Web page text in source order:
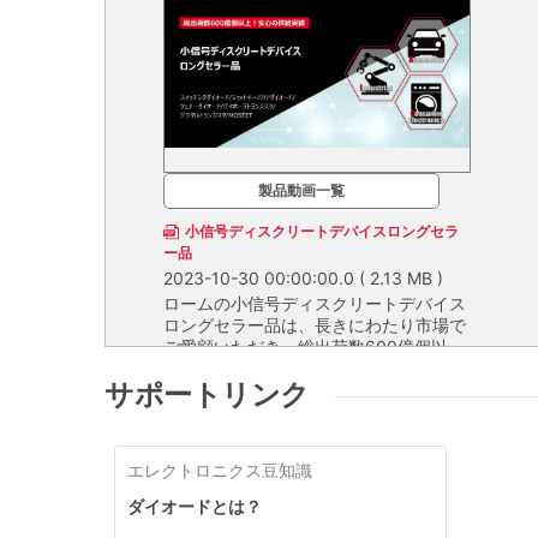
製品動画一覧
小信号ディスクリートデバイスロングセラ
ー品
2023-10-30 00:00:00.0 ( 2.13 MB )
ロームの小信号ディスクリートデバイス
ロングセラー品は、長きにわたり市場で
ご愛顧いただき、総出荷数600億個以
製品です。安定生産・安定供給を実施
し、ライフサイクルの長いアプリケーシ
セラー品は、長きにわたり市場でご愛顧いただ
き、総出荷数600億個以上、業界トップクラス
ションにも安心して採用可能です。
サポートリンク
エレクトロニクス豆知識
ダイオードとは？